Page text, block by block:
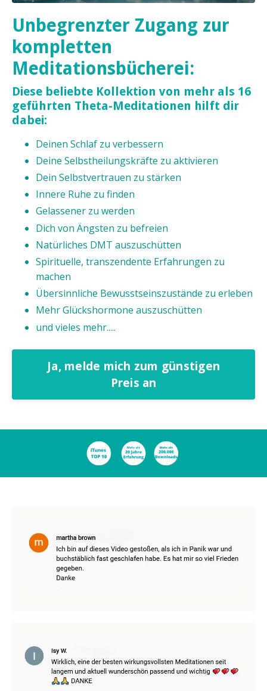
Unbegrenzter Zugang zur
kompletten
Meditationsbücherei:
Diese beliebte Kollektion von mehr als 16
geführten Theta-Meditationen hilft dir
dabei:
Deinen Schlaf zu verbessern
Deine Selbstheilungskräfte zu aktivieren
Dein Selbstvertrauen zu stärken
Innere Ruhe zu finden
Gelassener zu werden
Dich von Ängsten zu befreien
Natürliches DMT auszuschütten
Spirituelle, transzendente Erfahrungen zu
machen
Übersinnliche Bewusstseinszustände zu erleben
Mehr Glückshormone auszuschütten
und vieles mehr.....
Ja, melde mich zum günstigen
Preis an